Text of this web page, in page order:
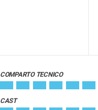
COMPARTO TECNICO
CAST